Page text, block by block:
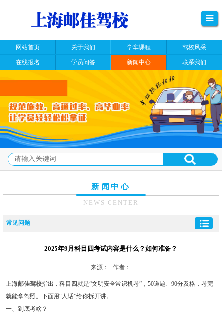
网站首页 关于我们 学车课程 驾校风采
在线报名 学员问答 新闻中心 联系我们
新闻中心
NEWS CENTER
常见问题
2025年9月科目四考试内容是什么？如何准备？
来源： 作者：
上海邮佳驾校指出，科目四就是“文明安全常识机考”，50道题、90分及格，考完
就能拿驾照。下面用“人话”给你拆开讲。
一、到底考啥？